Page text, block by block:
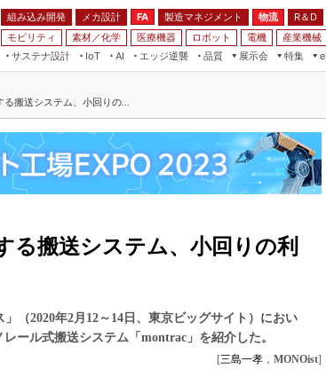
組み込み開発 メカ設計 FA 製造マネジメント 物流 R＆D
モビリティ 素材／化学 医療機器 ロボット 電機 産業機械
サステナ設計
IoT
AI
エッジ逆襲 品質
展示会
JIMTOF
組込み/エッジ コンピューティング
展＆IoT/5Gソリューション展
IIFES
国際ロボット展
TECHNO-FRONTIER
EdgeTech+
特集
つながるクルマ
5G
VR／AR
フィールドサービス
組み込み画像技術
車載ソフト開発
製造マネジメント
FA
モビリティ
搬送システム、小回りの...
る搬送システム、小回りの利
（2020年2月12～14日、東京ビッグサイト）におい
ール式搬送システム「montrac」を紹介した。
[三島一孝 ， MONOist]